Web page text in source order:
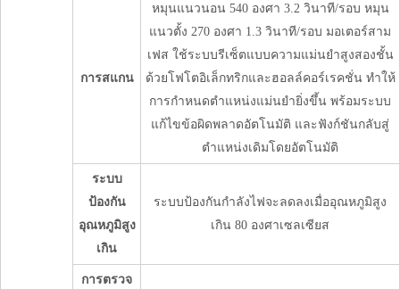
การสแกน
หมุนแนวนอน 540 องศา 3.2 วินาที/รอบ หมุน
แนวตั้ง 270 องศา 1.3 วินาที/รอบ มอเตอร์สาม
เฟส ใช้ระบบรีเซ็ตแบบความแม่นยำสูงสองชั้น
ด้วยโฟโตอิเล็กทริกและฮอลล์คอร์เรคชั่น ทำให้
การกำหนดตำแหน่งแม่นยำยิ่งขึ้น พร้อมระบบ
แก้ไขข้อผิดพลาดอัตโนมัติ และฟังก์ชันกลับสู่
ตำแหน่งเดิมโดยอัตโนมัติ
ระบบ
ป้องกัน
อุณหภูมิสูง
เกิน
ระบบป้องกันกำลังไฟจะลดลงเมื่ออุณหภูมิสูง
เกิน 80 องศาเซลเซียส
การตรวจ